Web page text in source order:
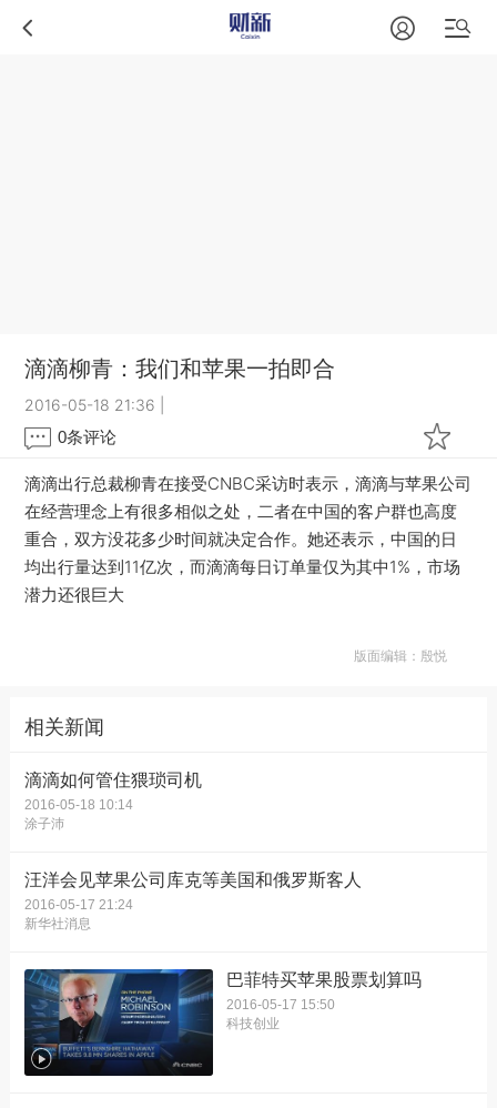
滴滴柳青：我们和苹果一拍即合
2016-05-18 21:36
0条评论
滴滴出行总裁柳青在接受CNBC采访时表示，滴滴与苹果公司
在经营理念上有很多相似之处，二者在中国的客户群也高度
重合，双方没花多少时间就决定合作。她还表示，中国的日
均出行量达到11亿次，而滴滴每日订单量仅为其中1%，市场
潜力还很巨大
版面编辑：殷悦
相关新闻
滴滴如何管住猥琐司机
2016-05-18 10:14
涂子沛
汪洋会见苹果公司库克等美国和俄罗斯客人
2016-05-17 21:24
新华社消息
巴菲特买苹果股票划算吗
2016-05-17 15:50
科技创业